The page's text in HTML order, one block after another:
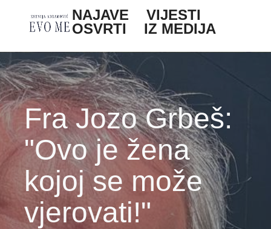
Main navigation
NAJAVE
VIJESTI
OSVRTI
IZ MEDIJA
Fra Jozo Grbeš:
"Ovo je žena
kojoj se može
vjerovati!"